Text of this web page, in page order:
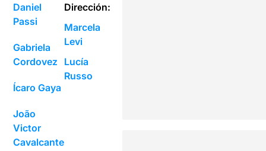
Daniel
Passi
Gabriela
Cordovez
Ícaro Gaya
João
Victor
Cavalcante
Dirección:
Marcela
Levi
Lucía
Russo